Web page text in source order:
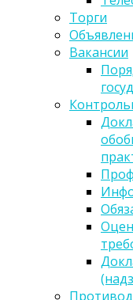
Торги
Вакансии